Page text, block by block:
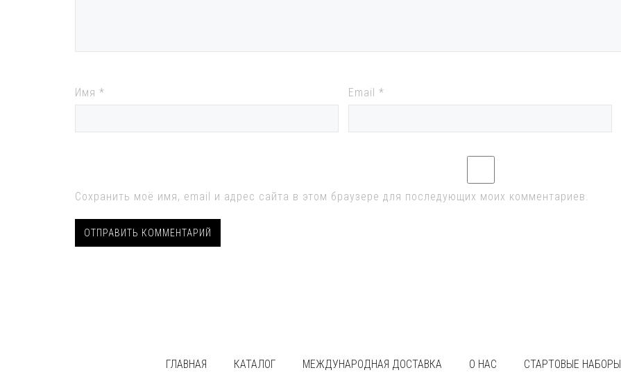
Имя * Email *
Сохранить моё имя, email и адрес сайта в этом браузере для последующих моих комментариев.
ГЛАВНАЯ КАТАЛОГ МЕЖДУНАРОДНАЯ ДОСТАВКА О НАС СТАРТОВЫЕ НАБОРЫ